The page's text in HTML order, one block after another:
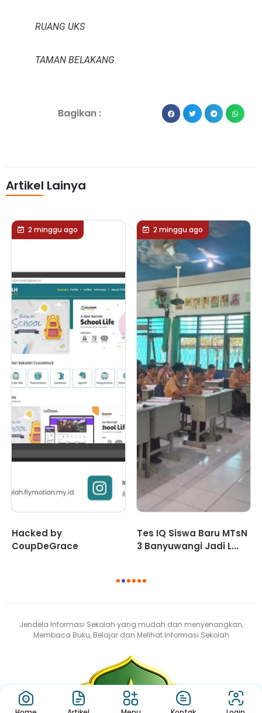
RUANG UKS
TAMAN BELAKANG
Bagikan :
Artikel Lainya
2 minggu ago
Hacked by
CoupDeGrace
2 minggu ago
Tes IQ Siswa Baru MTsN
3 Banyuwangi Jadi L...
6
Jendela Informasi Sekolah yang mudah dan menyenangkan,
Membaca Buku, Belajar dan Melihat Informasi Sekolah